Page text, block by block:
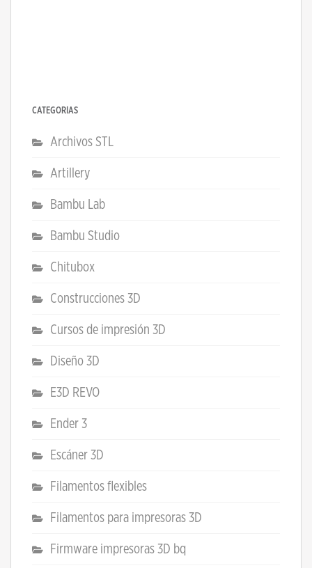
CATEGORÍAS
Archivos STL
Artillery
Bambu Lab
Bambu Studio
Chitubox
Construcciones 3D
Cursos de impresión 3D
Diseño 3D
E3D REVO
Ender 3
Escáner 3D
Filamentos flexibles
Filamentos para impresoras 3D
Firmware impresoras 3D bq